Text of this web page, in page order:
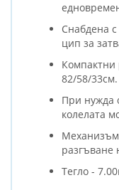
Снабдена
цип за
Компактни
82/58/33см.
При нужда
колелата
Механизъм
разгъване
Тегло -